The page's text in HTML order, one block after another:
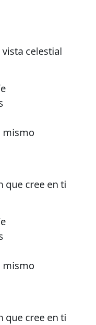
celestial
mismo
que cree en ti
mismo
que cree en ti